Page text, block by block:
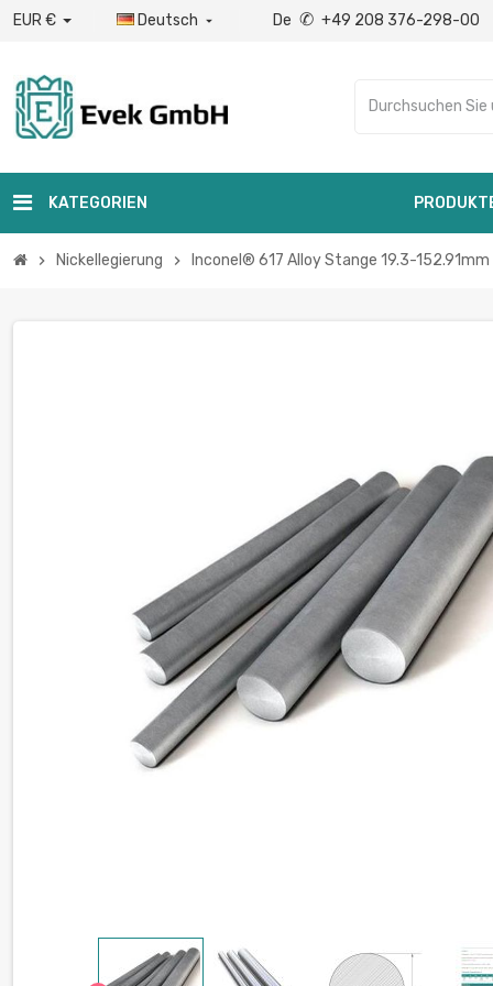
EUR € Deutsch  De ✆ +49 208 376-298-00
KATEGORIEN
chevron_right Nickellegierung chevron_right Inconel® 617 Alloy Stange 19.3-